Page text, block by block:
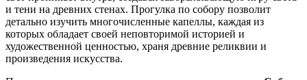
и тени на древних стенах. Прогулка по собору позволит
детально изучить многочисленные капеллы, каждая из
которых обладает своей неповторимой историей и
художественной ценностью, храня древние реликвии и
произведения искусства.